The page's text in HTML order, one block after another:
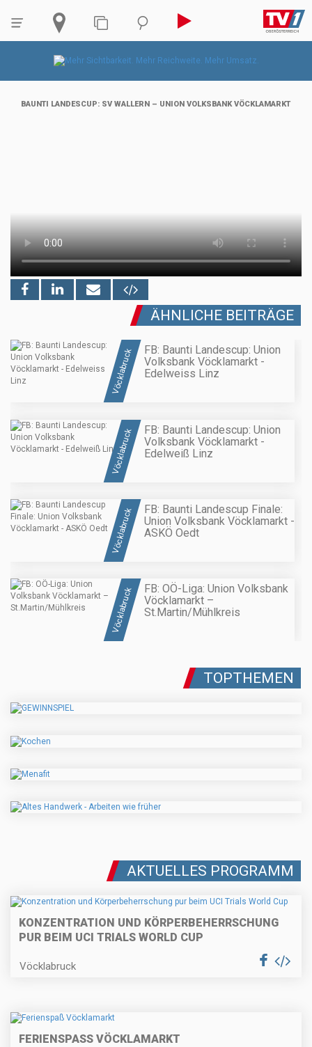
BAUNTI LANDESCUP: SV WALLERN – UNION VOLKSBANK VÖCKLAMARKT
ÄHNLICHE BEITRÄGE
Vöcklabruck
FB: Baunti Landescup: Union
Volksbank Vöcklamarkt -
Edelweiss Linz
Vöcklabruck
FB: Baunti Landescup: Union
Volksbank Vöcklamarkt -
Edelweiß Linz
Vöcklabruck
FB: Baunti Landescup Finale:
Union Volksbank Vöcklamarkt -
ASKÖ Oedt
Vöcklabruck
FB: OÖ-Liga: Union Volksbank
Vöcklamarkt –
St.Martin/Mühlkreis
TOPTHEMEN
AKTUELLES PROGRAMM
KONZENTRATION UND KÖRPERBEHERRSCHUNG
PUR BEIM UCI TRIALS WORLD CUP
Vöcklabruck
FERIENSPASS VÖCKLAMARKT